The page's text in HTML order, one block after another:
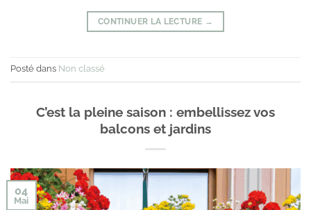
CONTINUER LA LECTURE →
Posté dans Non classé
C’est la pleine saison : embellissez vos
balcons et jardins
04
Mai